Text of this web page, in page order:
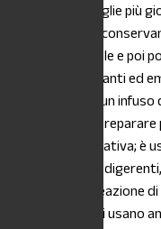
fioritura e le foglie più
Foglie e fiori si
dai raggi del sole e poi
proprietà idratanti ed
può preparare un
utilizzarla per
lassativa e sedativa;
bocca, delle vie
anche per la
foglie giovani si usano